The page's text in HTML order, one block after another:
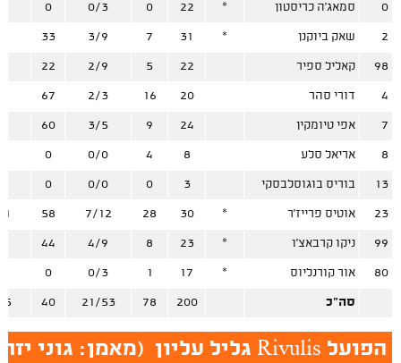
0 סמאג'ה כריסטון *
22
0
0/3
0
2 שאק ביוקנן *
31
7
3/9
33
98 קאליל ספיר 22
5
2/9
22
4 דורי סהר 20
16
2/3
67
7 אפי טיומקין 24
9
3/5
60
8 אריאל סלע 8
4
0/0
0
13 בוריס בוגוסלבסקי 3
0
0/0
0
23 אוטיס פרייז'ר *
30
28
7/12
58
99 ניקו קרבאצ'ו *
23
8
4/9
44
80 אור קורנליוס *
17
1
0/3
0
סה"כ 200
78
21/53
40
הפועל Rivulis גליל עליון (מאמן: גוני